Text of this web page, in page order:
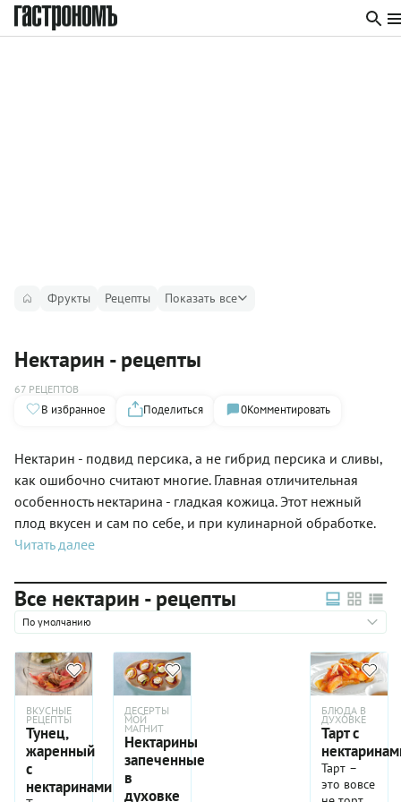
Фрукты Рецепты Показать все
Нектарин - рецепты
67 РЕЦЕПТОВ
В избранное Поделиться 0Комментировать
Нектарин - подвид персика, а не гибрид персика и сливы,
как ошибочно считают многие. Главная отличительная
особенность нектарина - гладкая кожица. Этот нежный
плод вкусен и сам по себе, и при кулинарной обработке.
Читать далее
Все нектарин - рецепты
По умолчанию
ВКУСНЫЕ
РЕЦЕПТЫ
Тунец,
жаренный
с
нектаринами
ДЕСЕРТЫ
МОЙ
МАГНИТ
Нектарины
запеченные
в
духовке
БЛЮДА В
ДУХОВКЕ
Тарт с
Тарт –
это вовсе